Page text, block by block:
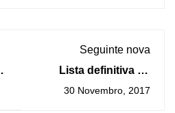
Seguinte nova
Lista definitiva de
admitidos no proceso
30 Novembro, 2017